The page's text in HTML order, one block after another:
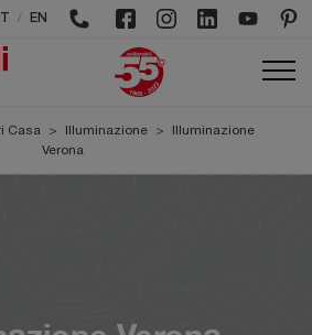
/ EN
Casa > Illuminazione >
Illuminazione
Verona